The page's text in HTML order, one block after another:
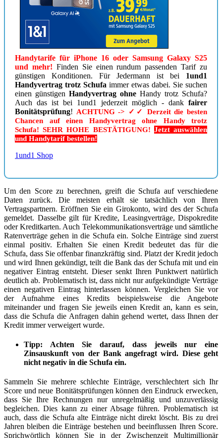
Handytarife für iPhone 16 oder Samsung Galaxy S25
und mehr! Finden Sie einen rundum passenden Tarif zu
günstigen Konditionen. Für Jedermann ist bei 1und1
Handyvertrag trotz Schufa immer etwas dabei. Sie suchen
einen günstigen Handyvertrag ohne Handy trotz Schufa?
Auch das ist bei 1und1 jederzeit möglich - dank fairer
Bonitätsprüfung! ACHTUNG -> ✓✓ Derzeit die besten
Chancen auf einen Handyvertrag ohne Handy trotz
Schufa! SEHR HOHE BESTÄTIGUNG! Jetzt auswählen
und Handytarif bestellen!
1und1 Shop
Um den Score zu berechnen, greift die Schufa auf verschiedene
Daten zurück. Die meisten erhält sie tatsächlich von Ihren
Vertragspartnern. Eröffnen Sie ein Girokonto, wird des der Schufa
gemeldet. Dasselbe gilt für Kredite, Leasingverträge, Dispokredite
oder Kreditkarten. Auch Telekommunikationsverträge und sämtliche
Ratenverträge gehen in die Schufa ein. Solche Einträge sind zuerst
einmal positiv. Erhalten Sie einen Kredit bedeutet das für die
Schufa, dass Sie offenbar finanzkräftig sind. Platzt der Kredit jedoch
und wird Ihnen gekündigt, teilt die Bank das der Schufa mit und ein
negativer Eintrag entsteht. Dieser senkt Ihren Punktwert natürlich
deutlich ab. Problematisch ist, dass nicht nur aufgekündigte Verträge
einen negativen Eintrag hinterlassen können. Vergleichen Sie vor
der Aufnahme eines Kredits beispielsweise die Angebote
miteinander und fragen Sie jeweils einen Kredit an, kann es sein,
dass die Schufa die Anfragen dahin gehend wertet, dass Ihnen der
Kredit immer verweigert wurde.
Tipp: Achten Sie darauf, dass jeweils nur eine
Zinsauskunft von der Bank angefragt wird. Diese geht
nicht negativ in die Schufa ein.
Sammeln Sie mehrere schlechte Einträge, verschlechtert sich Ihr
Score und neue Bonitätsprüfungen können den Eindruck erwecken,
dass Sie Ihre Rechnungen nur unregelmäßig und unzuverlässig
begleichen. Dies kann zu einer Absage führen. Problematisch ist
auch, dass die Schufa alte Einträge nicht direkt löscht. Bis zu drei
Jahren bleiben die Einträge bestehen und beeinflussen Ihren Score.
Sprichwörtlich können Sie in der Zwischenzeit Multimillionär